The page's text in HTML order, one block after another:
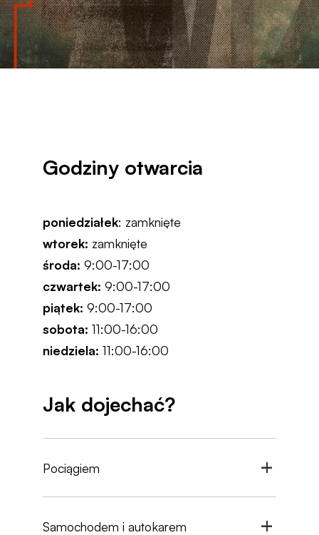
Godziny otwarcia
poniedziałek: zamknięte
wtorek: zamknięte
środa: 9:00-17:00
czwartek: 9:00-17:00
piątek: 9:00-17:00
sobota: 11:00-16:00
niedziela: 11:00-16:00
Jak dojechać?
Pociągiem
Samochodem i autokarem